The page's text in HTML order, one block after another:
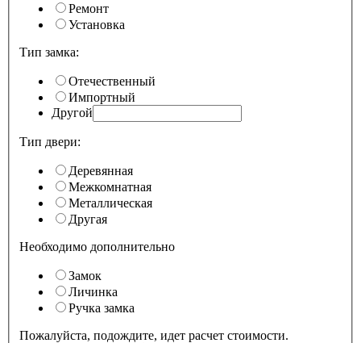
Ремонт
Установка
Тип замка:
Отечественный
Импортный
Другой
Тип двери:
Деревянная
Межкомнатная
Металлическая
Другая
Необходимо дополнительно
Замок
Личинка
Ручка замка
Пожалуйста, подождите, идет расчет стоимости.